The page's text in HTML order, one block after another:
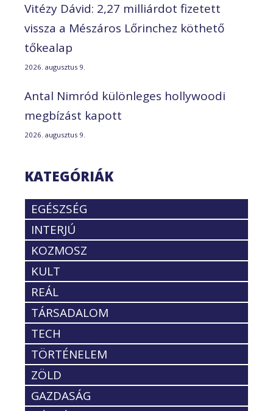
Vitézy Dávid: 2,27 milliárdot fizetett
vissza a Mészáros Lőrinchez köthető
tőkealap
2026. augusztus 9.
Antal Nimród különleges hollywoodi
megbízást kapott
2026. augusztus 9.
KATEGÓRIÁK
EGÉSZSÉG
INTERJÚ
KOZMOSZ
KULT
REÁL
TÁRSADALOM
TECH
TÖRTÉNELEM
ZÖLD
GAZDASÁG